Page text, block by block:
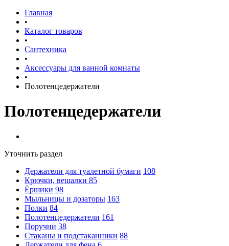
Главная
•
Каталог товаров
•
Сантехника
•
Аксессуары для ванной комнаты
•
Полотенцедержатели
Полотенцедержатели
Уточнить раздел
Держатели для туалетной бумаги 108
Крючки, вешалки 85
Ёршики 98
Мыльницы и дозаторы 163
Полки 84
Полотенцедержатели 161
Поручни 38
Стаканы и подстаканники 88